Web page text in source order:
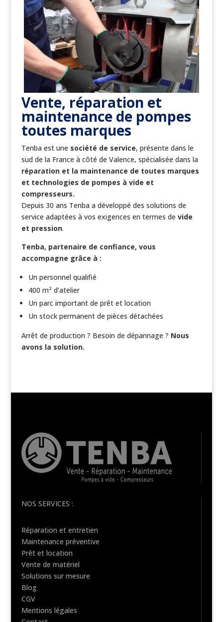
Vente, réparation et
maintenance de pompes
toutes marques
Tenba est une société de service, présente dans le
sud de la France à côté de Valence, spécialisée dans la
réparation et la maintenance de toutes marques
et technologies de pompes à vide et
compresseurs.
Depuis 30 ans Tenba a développé des solutions de
service adaptées à vos exigences en termes de vide
et pression.
Tenba, partenaire de confiance, vous
accompagne grâce à :
Un personnel qualifié
400 m² d’atelier
Un parc important de prêt et location
Un stock permanent de pièces détachées
Arrêt de production ? Besoin de dépannage ? Nous
avons la solution.
NOS SERVICES :
Réparation et entretien
Maintenance préventive
Prêt et location
Vente de matériel
Solutions sur mesure
Blog
CGV
Mentions légales